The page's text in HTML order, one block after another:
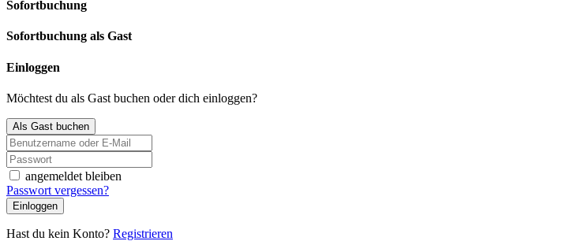
Sofortbuchung
Sofortbuchung als Gast
Einloggen
Möchtest du als Gast buchen oder dich einloggen?
Als Gast buchen
angemeldet bleiben
Passwort vergessen?
Einloggen
Hast du kein Konto? Registrieren